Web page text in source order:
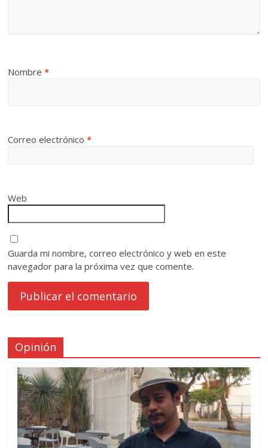
Nombre*
Correo electrónico*
Web
Guarda mi nombre, correo electrónico y web en este
navegador para la próxima vez que comente.
Opinión